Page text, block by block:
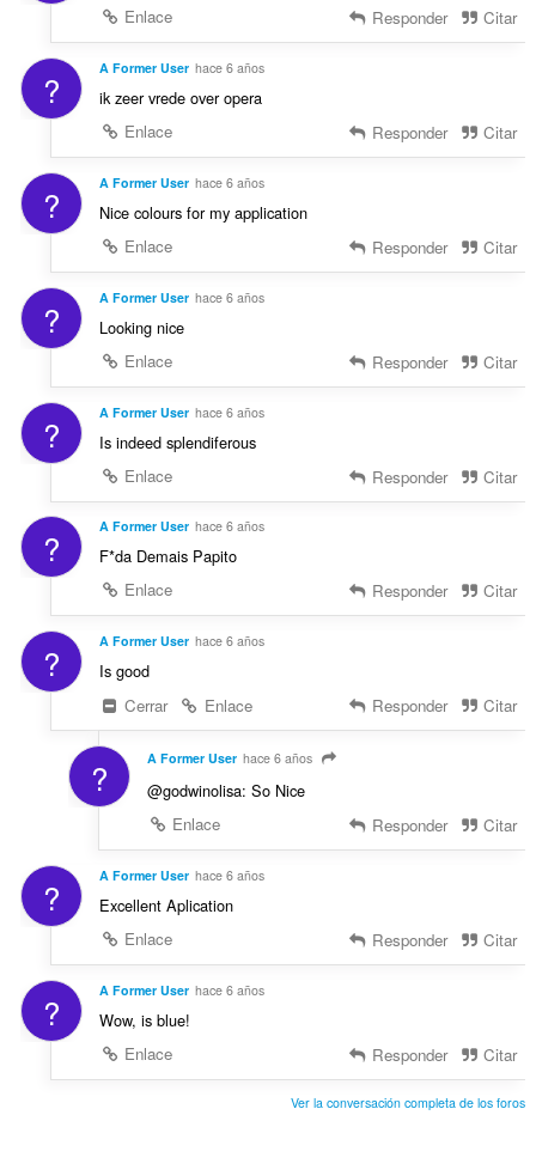
Enlace
Responder Citar
? A Former User hace 6 años
ik zeer vrede over opera
Enlace
Responder Citar
? A Former User hace 6 años
Nice colours for my application
Enlace
Responder Citar
? A Former User hace 6 años
Looking nice
Enlace
Responder Citar
? A Former User hace 6 años
Is indeed splendiferous
Enlace
Responder Citar
? A Former User hace 6 años
F*da Demais Papito
Enlace
Responder Citar
? A Former User hace 6 años
Is good
Cerrar
Enlace Responder Citar
? A Former User hace 6 años
@godwinolisa: So Nice
Enlace
Responder Citar
? A Former User hace 6 años
Excellent Aplication
Enlace
Responder Citar
? A Former User hace 6 años
Wow, is blue!
Enlace
Responder Citar
Ver la conversación completa de los foros